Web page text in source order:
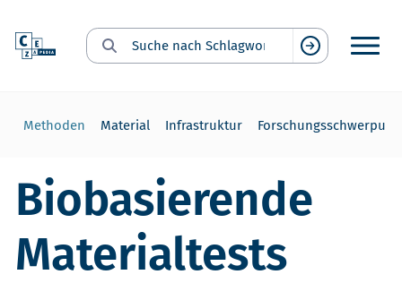
Suche nach Schlagwort:
Suchen
Methoden Material Infrastruktur
Biobasierende
Materialtests